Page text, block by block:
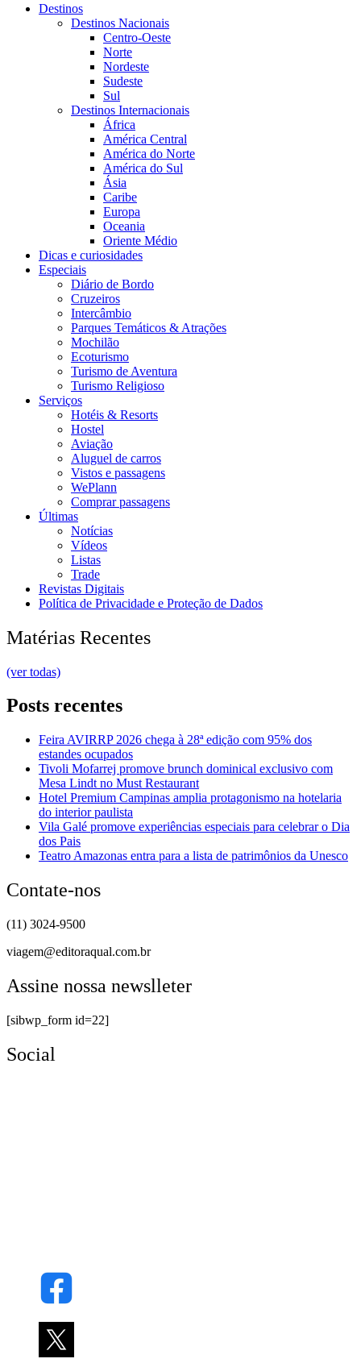
Destinos
Destinos Nacionais
Centro-Oeste
Norte
Nordeste
Sudeste
Sul
Destinos Internacionais
África
América Central
América do Norte
América do Sul
Ásia
Caribe
Europa
Oceania
Oriente Médio
Dicas e curiosidades
Especiais
Diário de Bordo
Cruzeiros
Intercâmbio
Parques Temáticos & Atrações
Mochilão
Ecoturismo
Turismo de Aventura
Turismo Religioso
Serviços
Hotéis & Resorts
Hostel
Aviação
Aluguel de carros
Vistos e passagens
WePlann
Comprar passagens
Últimas
Notícias
Vídeos
Listas
Trade
Revistas Digitais
Política de Privacidade e Proteção de Dados
Matérias Recentes
(ver todas)
Posts recentes
Feira AVIRRP 2026 chega à 28ª edição com 95% dos
estandes ocupados
Tivoli Mofarrej promove brunch dominical exclusivo com
Mesa Lindt no Must Restaurant
Hotel Premium Campinas amplia protagonismo na hotelaria
do interior paulista
Vila Galé promove experiências especiais para celebrar o Dia
dos Pais
Teatro Amazonas entra para a lista de patrimônios da Unesco
Contate-nos
(11) 3024-9500
viagem@editoraqual.com.br
Assine nossa newslleter
[sibwp_form id=22]
Social